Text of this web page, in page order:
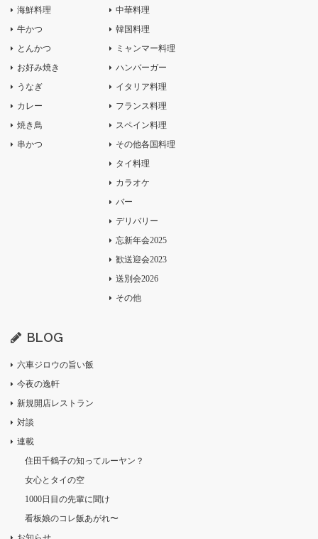
海鮮料理
牛かつ
とんかつ
お好み焼き
うなぎ
カレー
焼き鳥
串かつ
中華料理
韓国料理
ミャンマー料理
ハンバーガー
イタリア料理
フランス料理
スペイン料理
その他各国料理
タイ料理
カラオケ
バー
デリバリー
忘新年会2025
歓送迎会2023
送別会2026
その他
BLOG
六車ジロウの旨い飯
今夜の逸軒
新規開店レストラン
対談
連載
住田千鶴子の知ってルーヤン？
女心とタイの空
1000日目の先輩に聞け
看板娘のコレ飯あがれ〜